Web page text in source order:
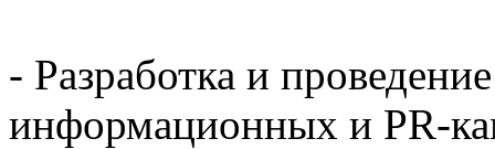
- Разработка и
информационных и PR-